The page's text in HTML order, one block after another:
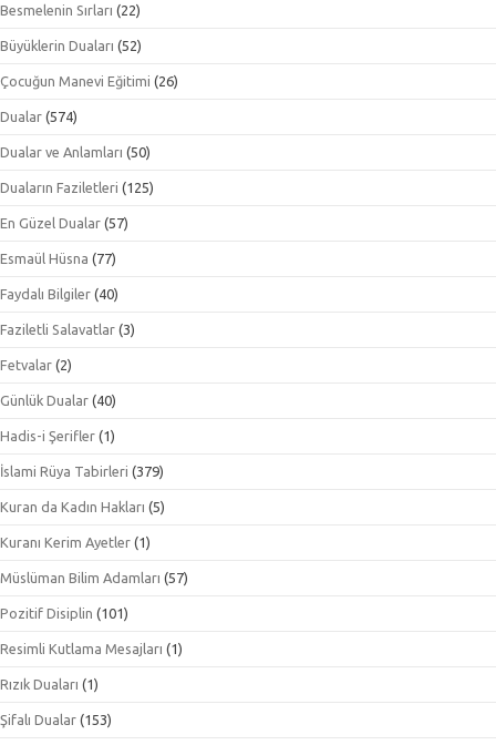
Besmelenin Sırları (22)
Büyüklerin Duaları (52)
Çocuğun Manevi Eğitimi (26)
Dualar (574)
Dualar ve Anlamları (50)
Duaların Faziletleri (125)
En Güzel Dualar (57)
Esmaül Hüsna (77)
Faydalı Bilgiler (40)
Faziletli Salavatlar (3)
Fetvalar (2)
Günlük Dualar (40)
Hadis-i Şerifler (1)
İslami Rüya Tabirleri (379)
Kuran da Kadın Hakları (5)
Kuranı Kerim Ayetler (1)
Müslüman Bilim Adamları (57)
Pozitif Disiplin (101)
Resimli Kutlama Mesajları (1)
Rızık Duaları (1)
Şifalı Dualar (153)